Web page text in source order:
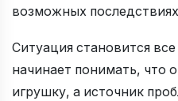
возможных
Ситуация становится
начинает понимать, что
игрушку, а источник